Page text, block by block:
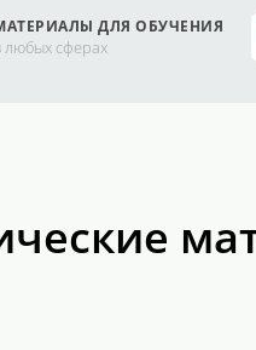
ДЛЯ ОБУЧЕНИЯ
любых сферах